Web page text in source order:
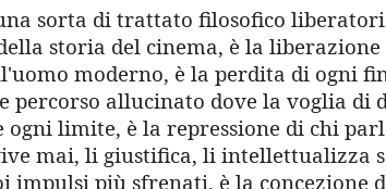
sorta di trattato filosofico
storia del cinema, è la
moderno, è la perdita di ogni
percorso allucinato dove la voglia di
ogni limite, è la repressione di chi
mai, li giustifica, li intellettualizza
impulsi più sfrenati, è la concezione